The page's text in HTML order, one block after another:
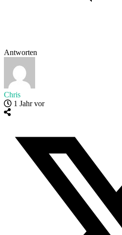
Antworten
Chris
1 Jahr vor